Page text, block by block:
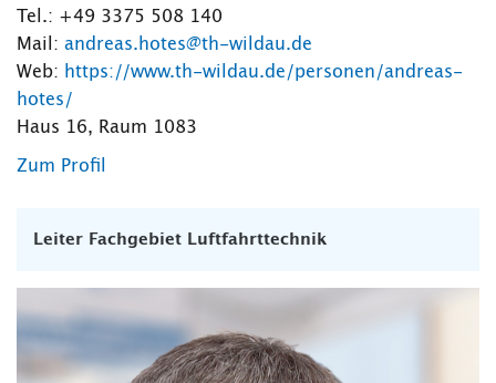
Tel.: +49 3375 508 140
Mail: andreas.hotes@th-wildau.de
Web: https://www.th-wildau.de/personen/andreas-
hotes/
Haus 16, Raum 1083
Zum Profil
Leiter Fachgebiet Luftfahrttechnik